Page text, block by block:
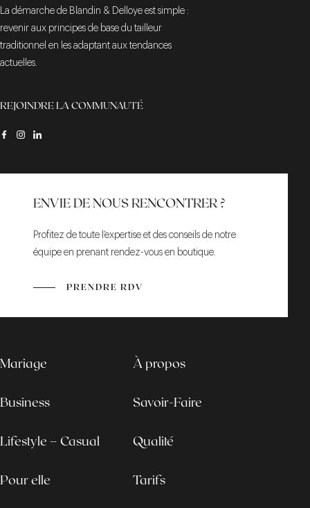
La démarche de Blandin & Delloye est simple :
revenir aux principes de base du tailleur
traditionnel en les adaptant aux tendances
actuelles.
REJOINDRE LA COMMUNAUTÉ
ENVIE DE NOUS RENCONTRER ?
Profitez de toute l’expertise et des conseils de notre
équipe en prenant rendez-vous en boutique.
PRENDRE RDV
Mariage
Business
Lifestyle – Casual
Pour elle
À propos
Savoir-Faire
Qualité
Tarifs